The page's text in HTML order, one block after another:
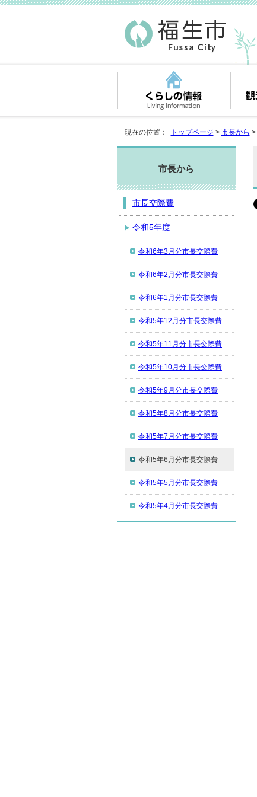
現在の位置： トップページ > 市長から >
市長から
市長交際費
令和5年度
令和6年3月分市長交際費
令和6年2月分市長交際費
令和6年1月分市長交際費
令和5年12月分市長交際費
令和5年11月分市長交際費
令和5年10月分市長交際費
令和5年9月分市長交際費
令和5年8月分市長交際費
令和5年7月分市長交際費
令和5年6月分市長交際費
令和5年5月分市長交際費
令和5年4月分市長交際費